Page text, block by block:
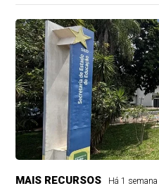
MAIS RECURSOS Há 1 semana